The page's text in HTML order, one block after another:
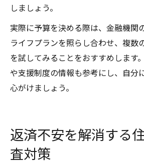
しましょう。
実際に予算を決める際は、金融機関
ライフプランを照らし合わせ、複数
を試してみることをおすすめします
や支援制度の情報も参考にし、自分
心がけましょう。
返済不安を解消する
査対策